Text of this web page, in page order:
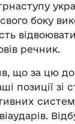
боку
речник.
що за цю
позиції зі